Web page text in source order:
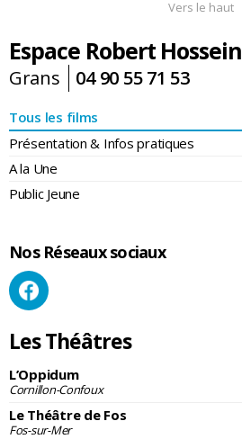
Espace Robert Hossein
Grans 04 90 55 71 53
Tous les films
Présentation & Infos pratiques
A la Une
Public Jeune
Nos Réseaux sociaux
Les Théâtres
L’Oppidum
Cornillon-Confoux
Le Théâtre de Fos
Fos-sur-Mer
Vers le haut